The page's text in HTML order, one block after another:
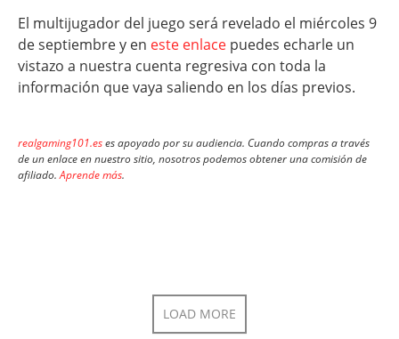
El multijugador del juego será revelado el miércoles 9
de septiembre y en este enlace puedes echarle un
vistazo a nuestra cuenta regresiva con toda la
información que vaya saliendo en los días previos.
realgaming101.eses apoyado por su audiencia. Cuando compras a través
de un enlace en nuestro sitio, nosotros podemos obtener una comisión de
afiliado.Aprende más.
LOAD MORE